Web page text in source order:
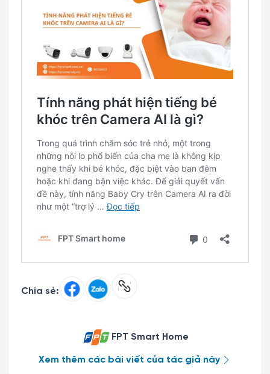
Chia sẻ:
FPT Smart Home
Xem thêm các bài viết của tác giả này